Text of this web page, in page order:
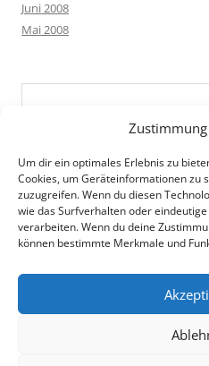
Um dir ein optimales Erlebnis zu
Cookies, um Geräteinformationen zu
zuzugreifen. Wenn du diesen
wie das Surfverhalten oder
verarbeiten. Wenn du deine
können bestimmte Merkmale und
Juni 2008
Mai 2008